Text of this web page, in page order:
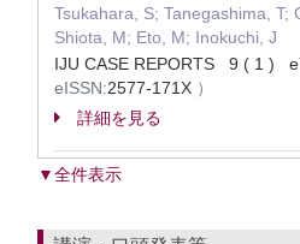
Tsukahara, S; Tanegashima, T;
Shiota, M; Eto, M; Inokuchi, J
IJU CASE REPORTS 9 ( 1 )
eISSN:2577-171X ）
詳細を見る
▼全件表示